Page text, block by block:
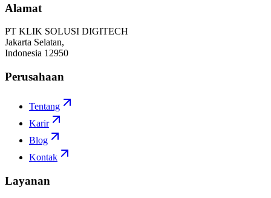
Alamat
PT KLIK SOLUSI DIGITECH
Jakarta Selatan,
Indonesia 12950
Perusahaan
Tentang
Karir
Blog
Kontak
Layanan